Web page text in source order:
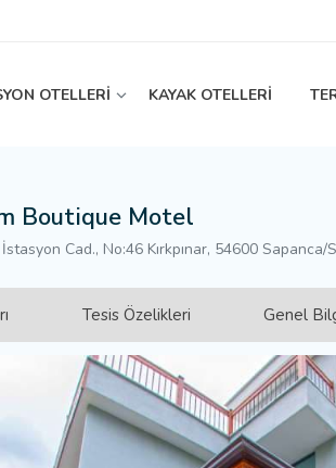
OTELLERİ KAYAK OTELLERİ
Boutique Motel
Cad., No:46 Kırkpınar, 54600 Sapanca/
Tesis Özelikleri Genel